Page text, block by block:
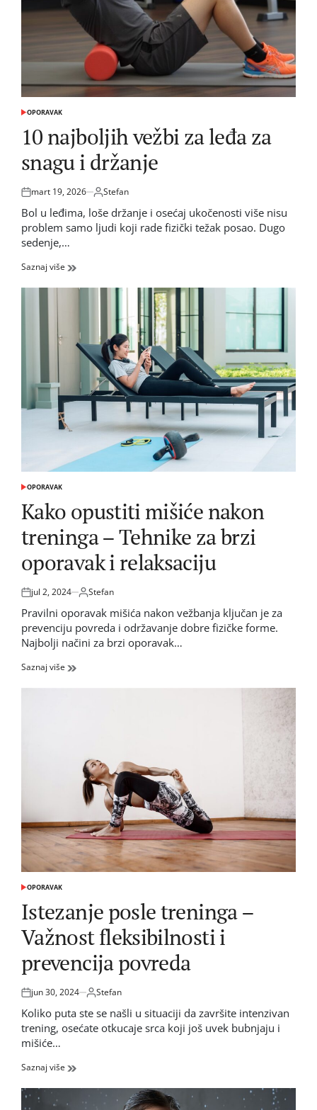
POSTED
OPORAVAK
10 najboljih vežbi za leđa za
snagu i držanje
Posted
on
mart 19, 2026 byStefan
Bol u leđima, loše držanje i osećaj ukočenosti više nisu
problem samo ljudi koji rade fizički težak posao. Dugo
sedenje,…
Saznaj više
POSTED
OPORAVAK
Kako opustiti mišiće nakon
treninga – Tehnike za brzi
oporavak i relaksaciju
Posted
on
jul 2, 2024 byStefan
Pravilni oporavak mišića nakon vežbanja ključan je za
prevenciju povreda i održavanje dobre fizičke forme.
Najbolji načini za brzi oporavak…
Saznaj više
POSTED
OPORAVAK
Istezanje posle treninga –
Važnost fleksibilnosti i
prevencija povreda
Posted
on
jun 30, 2024 byStefan
Koliko puta ste se našli u situaciji da završite intenzivan
trening, osećate otkucaje srca koji još uvek bubnjaju i
mišiće…
Saznaj više